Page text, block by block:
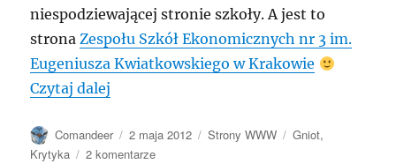
niespodziewającej stronie szkoły. A jest to
stronaZespołu Szkół Ekonomicznych nr 3 im.
Eugeniusza Kwiatkowskiego w Krakowie
Czytaj dalej
Autor
Comandeer
Data
publikacji
2 maja 2012 Kategorie
Strony WWW Tagi
Gniot,
Krytyka
2 komentarzedo